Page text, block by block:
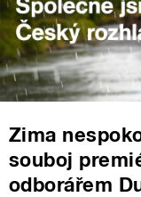
Zima
souboj
odborářem